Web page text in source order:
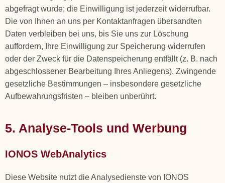
abgefragt wurde; die Einwilligung ist jederzeit widerrufbar.
Die von Ihnen an uns per Kontaktanfragen übersandten
Daten verbleiben bei uns, bis Sie uns zur Löschung
auffordern, Ihre Einwilligung zur Speicherung widerrufen
oder der Zweck für die Datenspeicherung entfällt (z. B. nach
abgeschlossener Bearbeitung Ihres Anliegens). Zwingende
gesetzliche Bestimmungen – insbesondere gesetzliche
Aufbewahrungsfristen – bleiben unberührt.
5. Analyse-Tools und Werbung
IONOS WebAnalytics
Diese Website nutzt die Analysedienste von IONOS